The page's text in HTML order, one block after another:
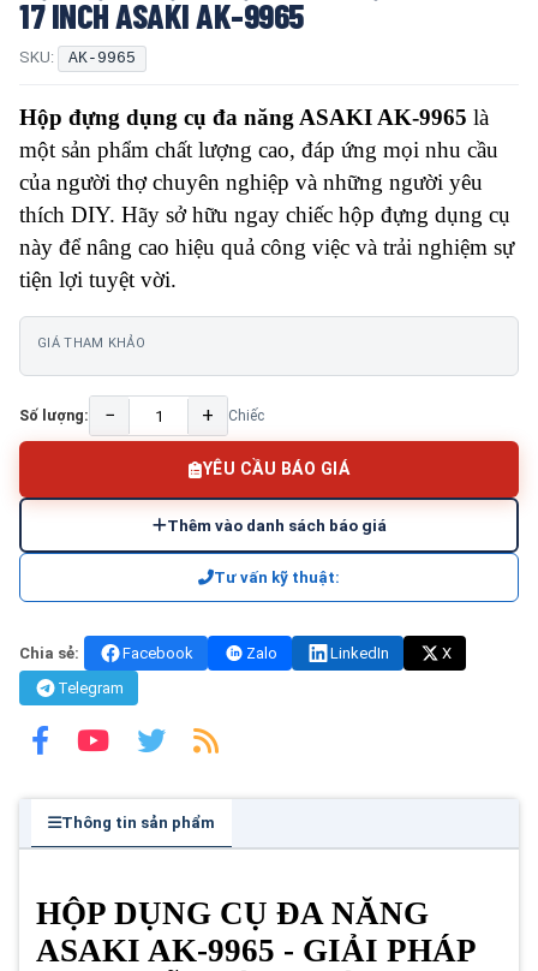
17 INCH ASAKI AK-9965
SKU: AK-9965
Hộp đựng dụng cụ đa năng ASAKI AK-9965 là
một sản phẩm chất lượng cao, đáp ứng mọi nhu cầu
của người thợ chuyên nghiệp và những người yêu
thích DIY. Hãy sở hữu ngay chiếc hộp đựng dụng cụ
này để nâng cao hiệu quả công việc và trải nghiệm sự
tiện lợi tuyệt vời.
GIÁ THAM KHẢO
Số lượng: − + Chiếc
YÊU CẦU BÁO GIÁ
Thêm vào danh sách báo giá
Tư vấn kỹ thuật:
Chia sẻ: Facebook Zalo LinkedIn
X
Telegram
Thông tin sản phẩm
HỘP DỤNG CỤ ĐA NĂNG
ASAKI AK-9965 - GIẢI PHÁP